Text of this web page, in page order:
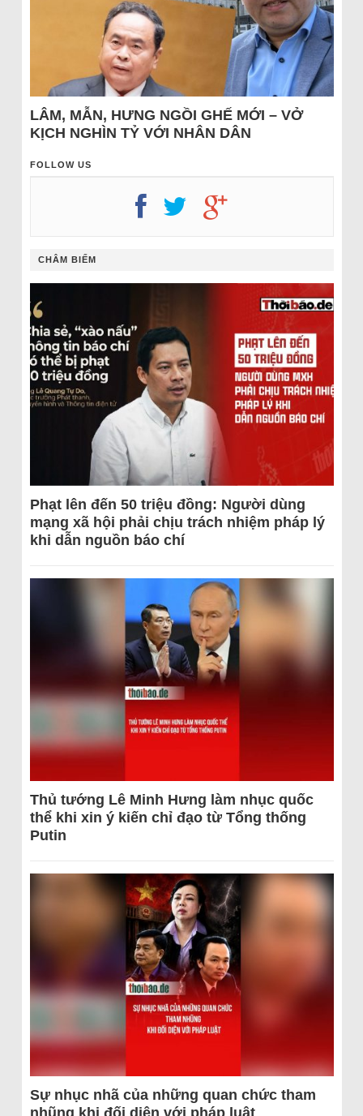
LÂM, MẪN, HƯNG NGỒI GHẾ MỚI – VỞ
KỊCH NGHÌN TỶ VỚI NHÂN DÂN
FOLLOW US
CHÂM BIẾM
Phạt lên đến 50 triệu đồng: Người dùng
mạng xã hội phải chịu trách nhiệm pháp lý
khi dẫn nguồn báo chí
Thủ tướng Lê Minh Hưng làm nhục quốc
thể khi xin ý kiến chỉ đạo từ Tổng thống
Putin
Sự nhục nhã của những quan chức tham